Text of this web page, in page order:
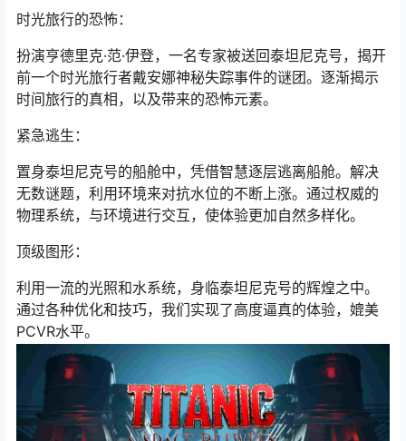
时光旅行的恐怖：
扮演亨德里克·范·伊登，一名专家被送回泰坦尼克号，揭开
前一个时光旅行者戴安娜神秘失踪事件的谜团。逐渐揭示
时间旅行的真相，以及带来的恐怖元素。
紧急逃生：
置身泰坦尼克号的船舱中，凭借智慧逐层逃离船舱。解决
无数谜题，利用环境来对抗水位的不断上涨。通过权威的
物理系统，与环境进行交互，使体验更加自然多样化。
顶级图形：
利用一流的光照和水系统，身临泰坦尼克号的辉煌之中。
通过各种优化和技巧，我们实现了高度逼真的体验，媲美
PCVR水平。